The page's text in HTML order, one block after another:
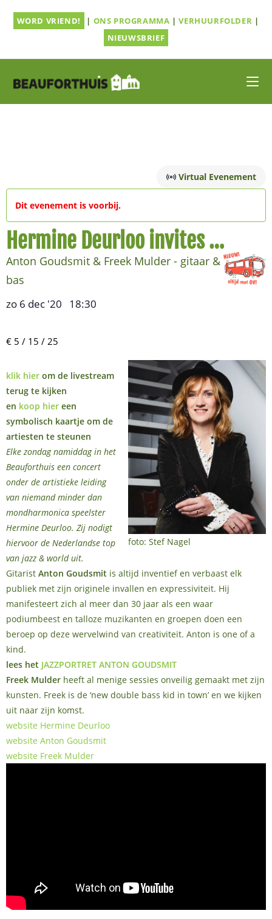
naarWORD VRIEND! | ONS PROGRAMMA |VERHUURFOLDER |
NIEUWSBRIEF
Virtual Evenement
Dit evenement is voorbij.
Hermine Deurloo invites …
Anton Goudsmit & Freek Mulder - gitaar &
bas
zo 6 dec '20 18:30
€ 5 / 15 / 25
foto: Stef Nagel
klik hier om de livestream
terug te kijken
en koop hier een
symbolisch kaartje om de
artiesten te steunen
Elke zondag namiddag in het
Beauforthuis een concert
onder de artistieke leiding
van niemand minder dan
mondharmonica speelster
Hermine Deurloo. Zij nodigt
hiervoor de Nederlandse top
van jazz & world uit.
Gitarist Anton Goudsmit is altijd inventief en verbaast elk
publiek met zijn originele invallen en expressiviteit. Hij
manifesteert zich al meer dan 30 jaar als een waar
podiumbeest en talloze muzikanten en groepen doen een
beroep op deze wervelwind van creativiteit. Anton is one of a
kind.
lees het JAZZPORTRET ANTON GOUDSMIT
Freek Mulder heeft al menige sessies onveilig gemaakt met zijn
kunsten. Freek is de ‘new double bass kid in town’ en we kijken
uit naar zijn komst.
website Hermine Deurloo
website Anton Goudsmit
website Freek Mulder